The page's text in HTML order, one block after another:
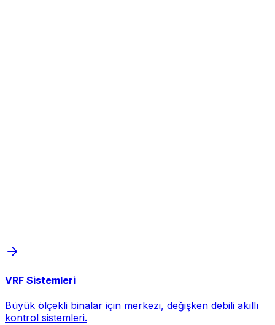
VRF Sistemleri
Büyük ölçekli binalar için merkezi, değişken debili akıllı
kontrol sistemleri.